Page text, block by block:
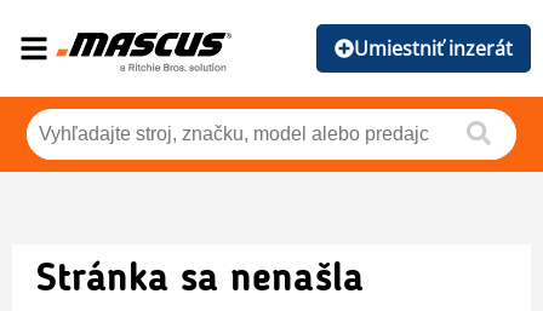
Umiestniť inzerát
Stránka sa nenašla